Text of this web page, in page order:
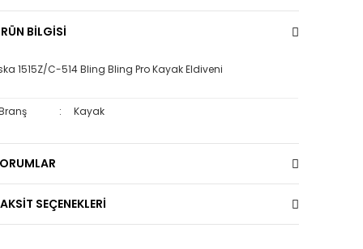
BİLGİSİ
1515Z/C-514 Bling Bling Pro Kayak Eldiveni
: Kayak
SEÇENEKLERİ